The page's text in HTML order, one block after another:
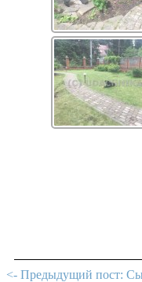
<- Предыдущий пост: